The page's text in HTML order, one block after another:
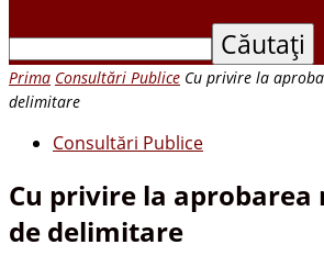
Prima Consultări Publice Cu privire la
delimitare
Consultări Publice
Cu privire la
de delimitare